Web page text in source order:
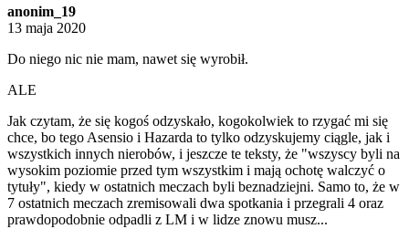
anonim_19
13 maja 2020
Do niego nic nie mam, nawet się wyrobił.
ALE
Jak czytam, że się kogoś odzyskało, kogokolwiek to rzygać mi się
chce, bo tego Asensio i Hazarda to tylko odzyskujemy ciągle, jak i
wszystkich innych nierobów, i jeszcze te teksty, że "wszyscy byli na
wysokim poziomie przed tym wszystkim i mają ochotę walczyć o
tytuły", kiedy w ostatnich meczach byli beznadziejni. Samo to, że w
7 ostatnich meczach zremisowali dwa spotkania i przegrali 4 oraz
prawdopodobnie odpadli z LM i w lidze znowu musz...